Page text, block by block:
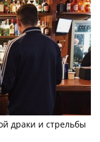
драки и стрельбы